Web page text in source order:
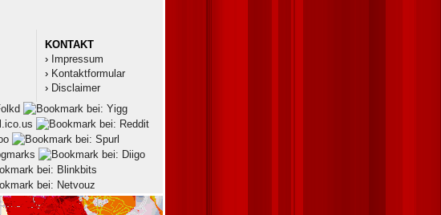
KONTAKT
› Impressum
› Kontaktformular
› Disclaimer